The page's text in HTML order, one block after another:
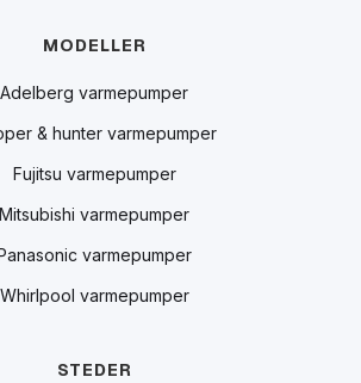
MODELLER
Adelberg varmepumper
& hunter varmepumper
Fujitsu varmepumper
Mitsubishi varmepumper
varmepumper
Whirlpool varmepumper
STEDER